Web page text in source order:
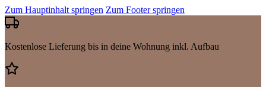
Zum Hauptinhalt springen Zum Footer springen
Kostenlose Lieferung bis in deine Wohnung inkl. Aufbau